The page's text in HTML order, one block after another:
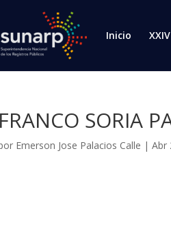
Inicio
FRANCO SORIA
Emerson Jose Palacios Calle |Abr